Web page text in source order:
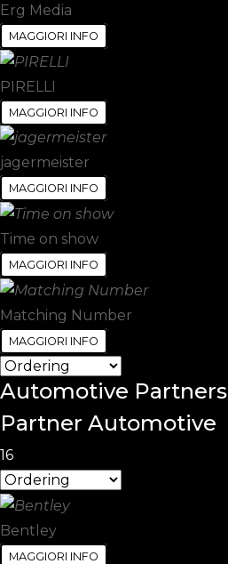
Erg Media
MAGGIORI INFO
PIRELLI
MAGGIORI INFO
jagermeister
MAGGIORI INFO
Time on show
MAGGIORI INFO
Matching Number
MAGGIORI INFO
Automotive Partners
Partner Automotive
16
Bentley
MAGGIORI INFO